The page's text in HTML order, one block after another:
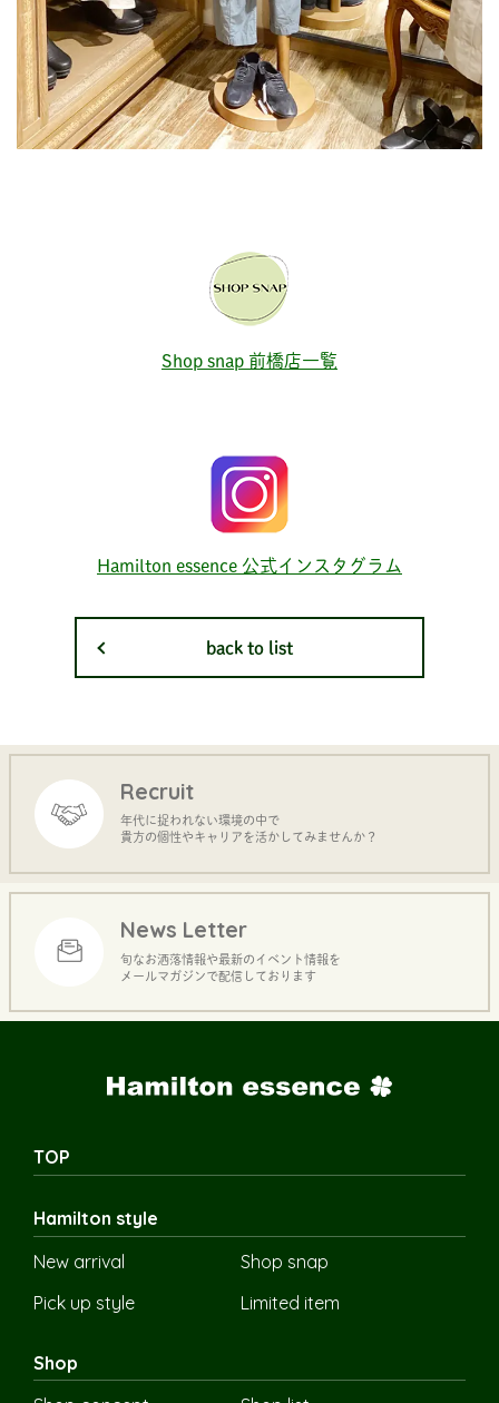
Shop snap 前橋店一覧
Hamilton essence 公式インスタグラム
back to list
Recruit
年代に捉われない環境の中で
貴方の個性やキャリアを活かしてみませんか？
News Letter
旬なお洒落情報や最新のイベント情報を
メールマガジンで配信しております
TOP
Hamilton style
New arrival
Shop snap
Pick up style
Limited item
Shop